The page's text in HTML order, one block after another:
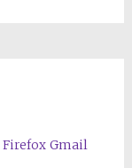
Firefox Gmail